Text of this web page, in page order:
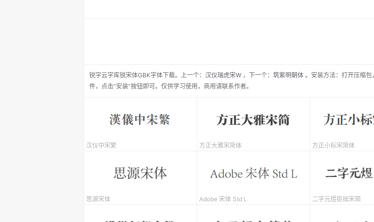
锐字云字库锐宋体GBK字体下载。 上一个： 汉仪瑞虎宋W ， 下一个： 筑紫明朝体 。安装方法：打开压缩包
件，点击“安装”按钮即可。仅供学习使用，商用请联系作者。
汉仪中宋繁 方正大雅宋简体 方正小标宋简体
思源宋体 Adobe 宋体 Std L 二字元煜臣拙宋简